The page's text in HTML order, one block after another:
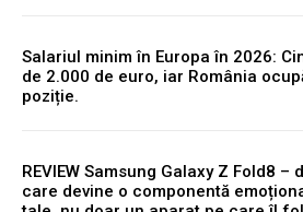
Salariul minim în Europa în 2026:
de 2.000 de euro, iar România
poziție.
REVIEW Samsung Galaxy Z Fold8
care devine o componentă